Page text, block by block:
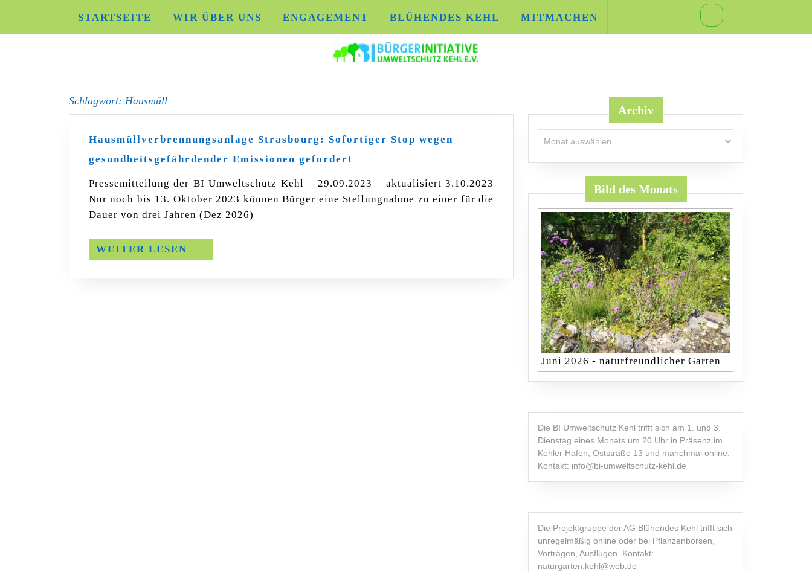
content
STARTSEITE WIR ÜBER UNS ENGAGEMENT BLÜHENDES KEHL MITMACHEN
Schlagwort: Hausmüll
Hausmüllverbrennungsanlage Strasbourg: Sofortiger Stop wegen
gesundheitsgefährdender Emissionen gefordert
Stop
wegen
Pressemitteilung der BI Umweltschutz Kehl – 29.09.2023 – aktualisiert 3.10.2023
Nur noch bis 13. Oktober 2023 können Bürger eine Stellungnahme zu einer für die
Dauer von drei Jahren (Dez 2026)
WEITER LESEN
Archiv
Bild des Monats
Juni 2026 - naturfreundlicher Garten
Die BI Umweltschutz Kehl trifft sich am 1. und 3.
Dienstag eines Monats um 20 Uhr in Präsenz im
Kehler Hafen, Oststraße 13 und manchmal online.
Kontakt: info@bi-umweltschutz-kehl.de
Die Projektgruppe der AG Blühendes Kehl trifft sich
unregelmäßig online oder bei Pflanzenbörsen,
Vorträgen, Ausflügen. Kontakt:
naturgarten.kehl@web.de